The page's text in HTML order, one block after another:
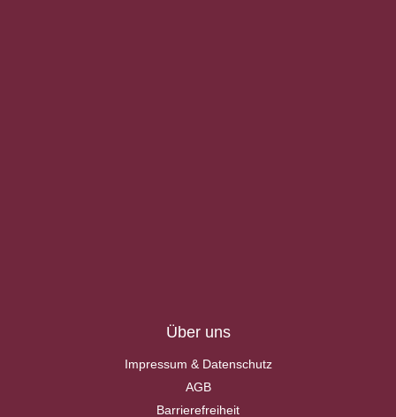
Über uns
Impressum & Datenschutz
AGB
Barrierefreiheit